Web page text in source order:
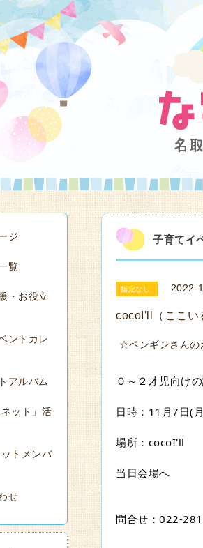
子育てイ
指定なし 2022-
cocoI'll（ここ
☆ペンギンさん
０～２才児向け
日時：11月7日(
場所：cocoI'll
当日会場へ
問合せ：
ジ
覧
・お役立
ントカレ
アルバム
ネット」活
トメンバ
せ